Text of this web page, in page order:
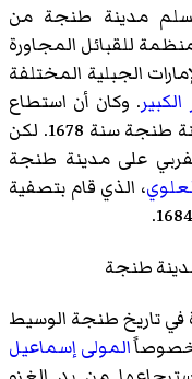
تسلم مدينة طنجة من
للقبائل المجاورة
الجبلية المختلفة
. وكان أن استطاع
استرداد مدينة طنجة سنة 1678. لكن
على مدينة طنجة
، الذي قام بتصفية
طنجة
في تاريخ طنجة الوسيط
خصوصاًالمولى إسماعيل